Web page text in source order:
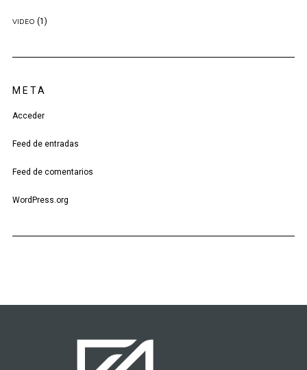
VIDEO (1)
META
Acceder
Feed de entradas
Feed de comentarios
WordPress.org